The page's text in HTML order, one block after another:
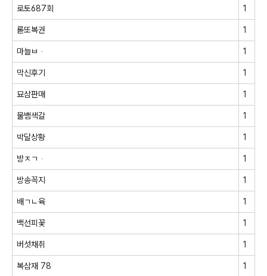
로토687회 1
롣또복권 1
마늘ㅂᆞ 1
막신후기 1
묘삼판매 1
물뱀색갈 1
박달상황 1
방ㅈㄱᆞ 1
방송꼭지 1
배ㄱㄴ육 1
백선피꽃 1
버섯채취 1
복삼재 78 1